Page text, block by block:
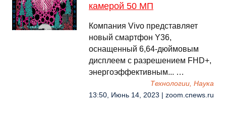
камерой 50 МП
Компания Vivo представляет
новый смартфон Y36,
оснащенный 6,64-дюймовым
дисплеем с разрешением FHD+,
энергоэффективным... …
Технологии, Наука
13:50, Июнь 14, 2023 | zoom.cnews.ru